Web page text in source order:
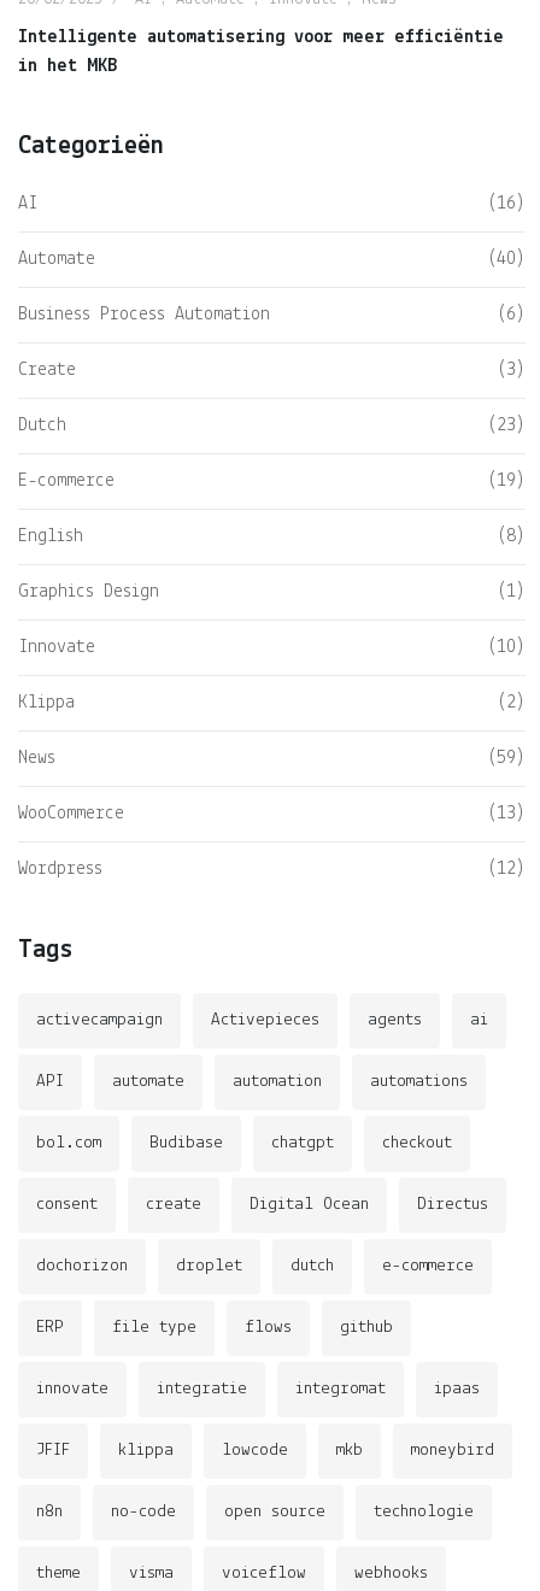
Intelligente automatisering voor meer efficiëntie
in het MKB
Categorieën
AI (16)
Automate (40)
Business Process Automation (6)
Create (3)
Dutch (23)
E-commerce (19)
English (8)
Graphics Design (1)
Innovate (10)
Klippa (2)
News (59)
WooCommerce (13)
Wordpress (12)
Tags
activecampaign Activepieces agents ai
API automate automation automations
bol.com Budibase chatgpt checkout
consent create Digital Ocean Directus
dochorizon droplet dutch e-commerce
ERP file type flows github
innovate integratie integromat ipaas
JFIF klippa lowcode mkb moneybird
n8n no-code open source technologie
theme visma voiceflow webhooks